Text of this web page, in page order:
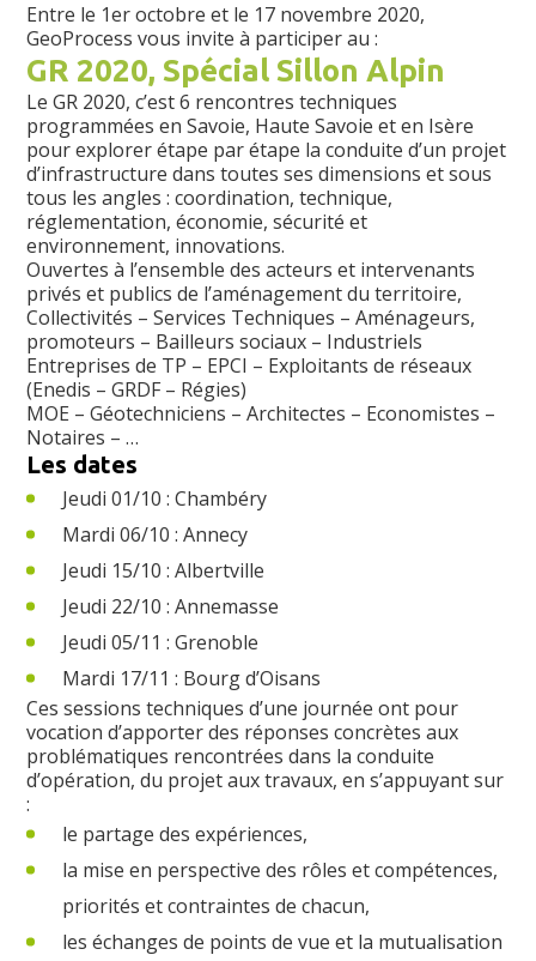
Entre le 1er octobre et le 17 novembre 2020,
GeoProcess vous invite à participer au :
GR 2020, Spécial Sillon Alpin
Le GR 2020, c’est 6 rencontres techniques
programmées en Savoie, Haute Savoie et en Isère
pour explorer étape par étape la conduite d’un projet
d’infrastructure dans toutes ses dimensions et sous
tous les angles : coordination, technique,
réglementation, économie, sécurité et
environnement, innovations.
Ouvertes à l’ensemble des acteurs et intervenants
privés et publics de l’aménagement du territoire,
Collectivités – Services Techniques – Aménageurs,
promoteurs – Bailleurs sociaux – Industriels
Entreprises de TP – EPCI – Exploitants de réseaux
(Enedis – GRDF – Régies)
MOE – Géotechniciens – Architectes – Economistes –
Notaires – …
Les dates
Jeudi 01/10 : Chambéry
Mardi 06/10 : Annecy
Jeudi 15/10 : Albertville
Jeudi 22/10 : Annemasse
Jeudi 05/11 : Grenoble
Mardi 17/11 : Bourg d’Oisans
Ces sessions techniques d’une journée ont pour
vocation d’apporter des réponses concrètes aux
problématiques rencontrées dans la conduite
d’opération, du projet aux travaux, en s’appuyant sur
:
le partage des expériences,
la mise en perspective des rôles et compétences,
priorités et contraintes de chacun,
les échanges de points de vue et la mutualisation